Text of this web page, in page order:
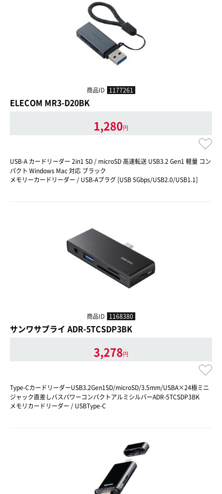
商品ID 1177261
ELECOM MR3-D20BK
1,280円
USB-A カードリーダー 2in1 SD / microSD 高速転送 USB3.2 Gen1 軽量 コン
パクト Windows Mac 対応 ブラック
メモリーカードリーダー / USB-Aプラグ [USB 5Gbps/USB2.0/USB1.1]
商品ID 1168380
サンワサプライ ADR-5TCSDP3BK
3,278円
Type-CカードリーダーUSB3.2Gen1SD/microSD/3.5mm/USBA×24極ミニ
ジャック直差しバスパワーコンパクトアルミシルバーADR-5TCSDP3BK
メモリカードリーダー / USBType-C